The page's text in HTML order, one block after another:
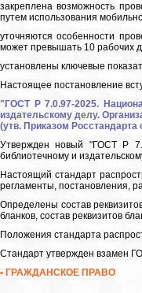
закреплена возможность
путем использования
уточняются особенности
может превышать 10 рабочих
установлены ключевые
Настоящее постановление
"ГОСТ Р 7.0.97-2025.
издательскому делу.
(утв. Приказом Росстандарта
Утвержден новый "ГОСТ Р
библиотечному и
Настоящий стандарт
регламенты, постановления,
Определены состав
бланков, состав реквизитов
Положения стандарта
Стандарт утвержден взамен
• ГРАЖДАНСКОЕ ПРАВО